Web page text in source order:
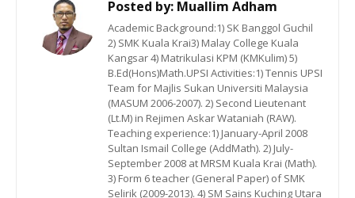
Posted by: Muallim Adham
Academic Background:1) SK Banggol Guchil
2) SMK Kuala Krai3) Malay College Kuala
Kangsar 4) Matrikulasi KPM (KMKulim) 5)
B.Ed(Hons)Math.UPSI Activities:1) Tennis UPSI
Team for Majlis Sukan Universiti Malaysia
(MASUM 2006-2007). 2) Second Lieutenant
(Lt.M) in Rejimen Askar Wataniah (RAW).
Teaching experience:1) January-April 2008
Sultan Ismail College (AddMath). 2) July-
September 2008 at MRSM Kuala Krai (Math).
3) Form 6 teacher (General Paper) of SMK
Selirik (2009-2013). 4) SM Sains Kuching Utara